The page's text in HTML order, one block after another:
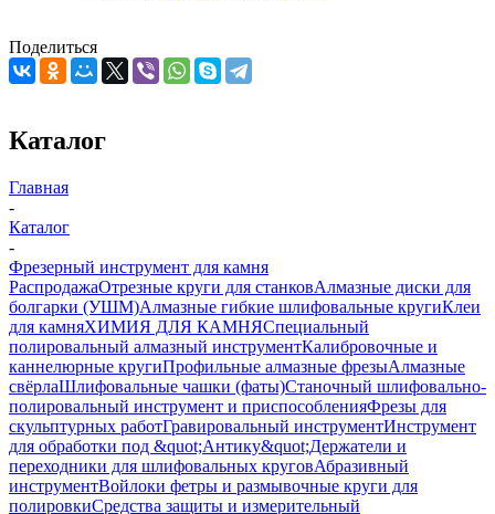
Поделиться
Каталог
Главная
-
Каталог
-
Фрезерный инструмент для камня
РаспродажаОтрезные круги для станковАлмазные диски для
болгарки (УШМ)Алмазные гибкие шлифовальные кругиКлеи
для камняХИМИЯ ДЛЯ КАМНЯСпециальный
полировальный алмазный инструментКалибровочные и
каннелюрные кругиПрофильные алмазные фрезыАлмазные
свёрлаШлифовальные чашки (фаты)Станочный шлифовально-
полировальный инструмент и приспособленияФрезы для
скульптурных работГравировальный инструментИнструмент
для обработки под &quot;Антику&quot;Держатели и
переходники для шлифовальных круговАбразивный
инструментВойлоки фетры и размывочные круги для
полировкиСредства защиты и измерительный